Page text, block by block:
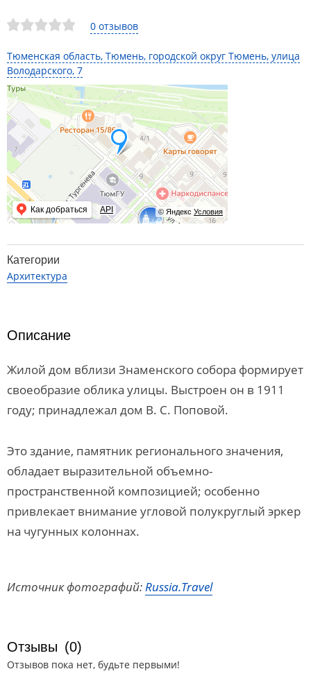
0 отзывов
Тюменская область, Тюмень, городской округ Тюмень, улица
Володарского, 7
© Яндекс Условия
Как добраться API
Категории
Архитектура
Описание
Жилой дом вблизи Знаменского собора формирует
своеобразие облика улицы. Выстроен он в 1911
году; принадлежал дом В. С. Поповой.
Это здание, памятник регионального значения,
обладает выразительной объемно-
пространственной композицией; особенно
привлекает внимание угловой полукруглый эркер
на чугунных колоннах.
Источник фотографий:Russia.Travel
Отзывы (0)
Отзывов пока нет, будьте первыми!